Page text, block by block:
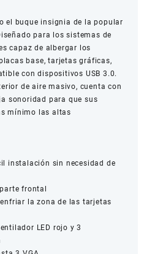
el buque insignia de la popular
para los sistemas de
capaz de albergar los
base, tarjetas gráficas,
con dispositivos USB 3.0.
de aire masivo, cuenta con
sonoridad para que sus
mínimo las altas
instalación sin necesidad de
frontal
la zona de las tarjetas
LED rojo y 3